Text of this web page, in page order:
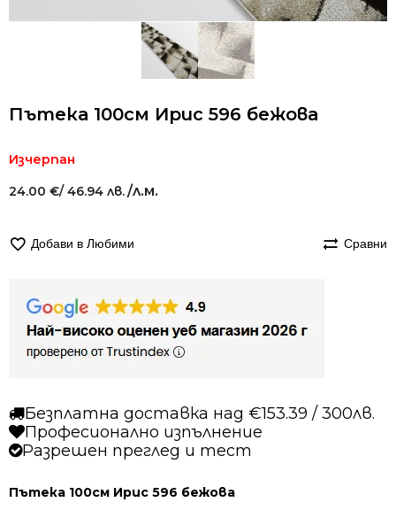
Пътека 100см Ирис 596 бежова
Изчерпан
24.00 €/ 46.94 лв./л.м.
Добави в Любими Сравни
Безплатна доставка над €153.39 / 300лв.
Професионално изпълнение
Разрешен преглед и тест
Пътека 100см Ирис 596 бежова